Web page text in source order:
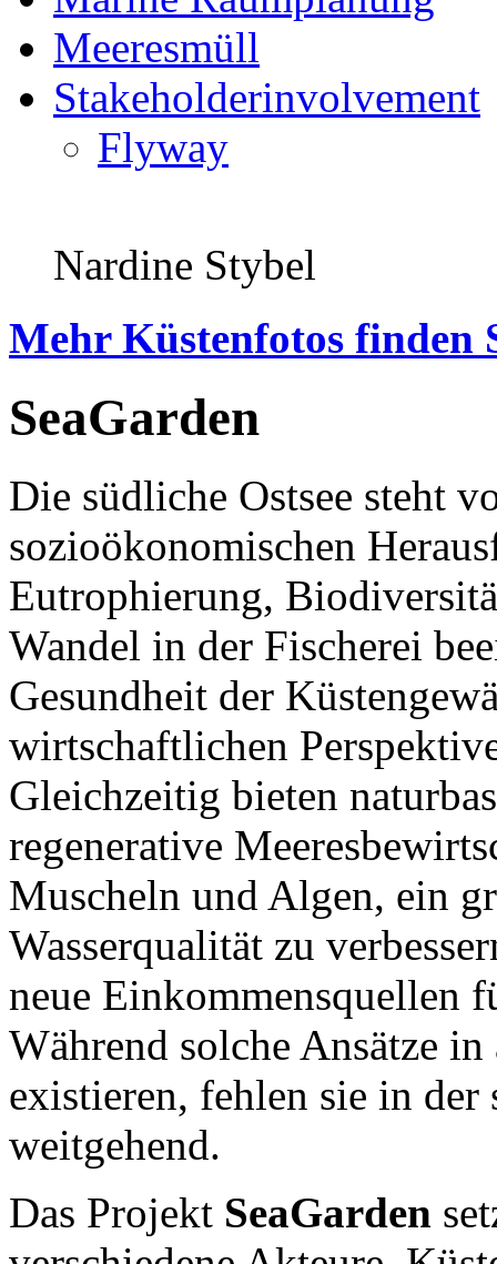
Meeresmüll
Stakeholderinvolvement
Flyway
Nardine Stybel
Mehr Küstenfotos finden
SeaGarden
Die südliche Ostsee steht
sozioökonomischen
Eutrophierung,
Wandel in der Fischerei
Gesundheit der
wirtschaftlichen
Gleichzeitig bieten
regenerative
Muscheln und Algen, ein
Wasserqualität zu
neue Einkommensquellen
Während solche Ansätze
existieren, fehlen sie in der
weitgehend.
Das Projekt SeaGarden